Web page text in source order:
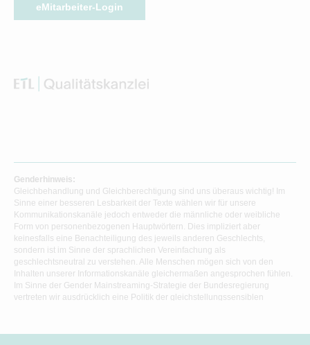
eMitarbeiter-Login
Genderhinweis:
Gleichbehandlung und Gleichberechtigung sind uns überaus wichtig! Im
Sinne einer besseren Lesbarkeit der Texte wählen wir für unsere
Kommunikationskanäle jedoch entweder die männliche oder weibliche
Form von personenbezogenen Hauptwörtern. Dies impliziert aber
keinesfalls eine Benachteiligung des jeweils anderen Geschlechts,
sondern ist im Sinne der sprachlichen Vereinfachung als
geschlechtsneutral zu verstehen. Alle Menschen mögen sich von den
Inhalten unserer Informationskanäle gleichermaßen angesprochen fühlen.
Im Sinne der Gender Mainstreaming-Strategie der Bundesregierung
vertreten wir ausdrücklich eine Politik der gleichstellungssensiblen